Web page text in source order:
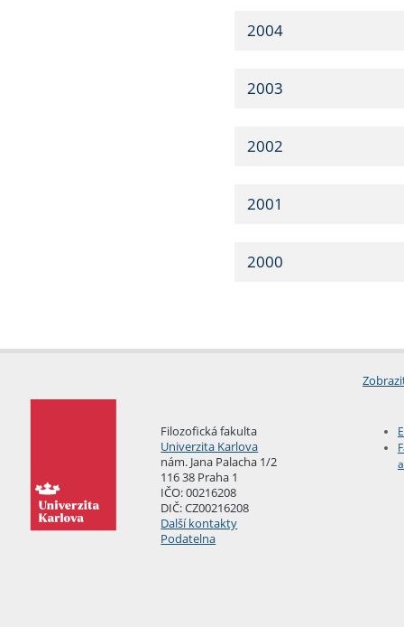
2004
2003
2002
2001
2000
Filozofická fakulta
Univerzita Karlova
nám. Jana Palacha 1/2
116 38 Praha 1
IČO: 00216208
DIČ: CZ00216208
Další kontakty
Podatelna